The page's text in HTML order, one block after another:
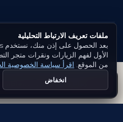
© {السنة} Emblem. جميع الحقوق محفوظة.
الشروط والأحكامسياسة
Emblem on Google Play
ملفات تعريف الارتباط التحليلية
الأول لفهم الزيارات ونقرات متجر
من الموقع. اقرأ سياسة الخصوصية
انخفاض